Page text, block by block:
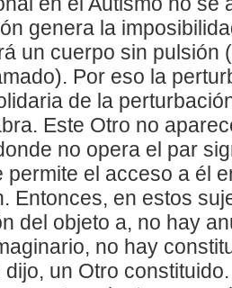
genera la
un cuerpo sin pulsión
Por eso la
de la
Este Otro no
no opera el par
permite el acceso a él
Entonces, en estos
del objeto a, no hay
no hay
dijo, un Otro